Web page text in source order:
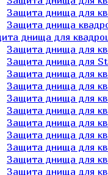
Защита днища для
Защита днища
днища для
Защита днища для
Защита днища для
Защита днища для
Защита днища для
Защита днища для
Защита днища для
Защита днища для
Защита днища для
Защита днища для
Защита днища для
Защита днища для